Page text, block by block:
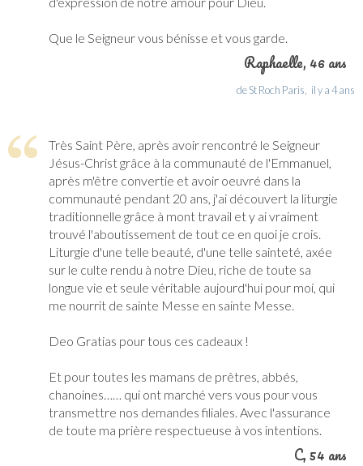
Que le Seigneur vous bénisse et vous garde.
Raphaelle, 46 ans
de St Roch Paris, il y a 4 ans
Très Saint Père, après avoir rencontré le Seigneur
Jésus-Christ grâce à la communauté de l'Emmanuel,
après m'être convertie et avoir oeuvré dans la
communauté pendant 20 ans, j'ai découvert la liturgie
traditionnelle grâce à mont travail et y ai vraiment
trouvé l'aboutissement de tout ce en quoi je crois.
Liturgie d'une telle beauté, d'une telle sainteté, axée
sur le culte rendu à notre Dieu, riche de toute sa
longue vie et seule véritable aujourd'hui pour moi, qui
me nourrit de sainte Messe en sainte Messe.
Deo Gratias pour tous ces cadeaux !
Et pour toutes les mamans de prêtres, abbés,
chanoines…… qui ont marché vers vous pour vous
transmettre nos demandes filiales. Avec l'assurance
de toute ma prière respectueuse à vos intentions.
C, 54 ans